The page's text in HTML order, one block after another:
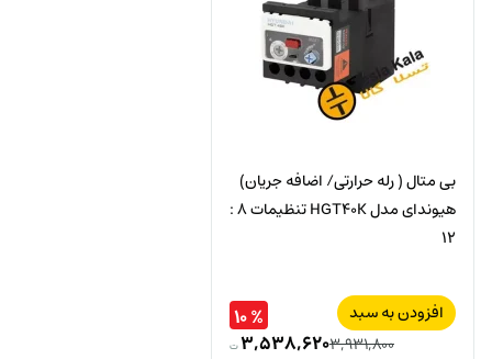
بی متال ( رله حرارتی/ اضافه جریان)
هیوندای مدل HGT40K تنظیمات 8 :
12
افزودن به سبد
۳,۹۳۱,۸۰۰۳,۵۳۸,۶۲۰ت
% ۱۰